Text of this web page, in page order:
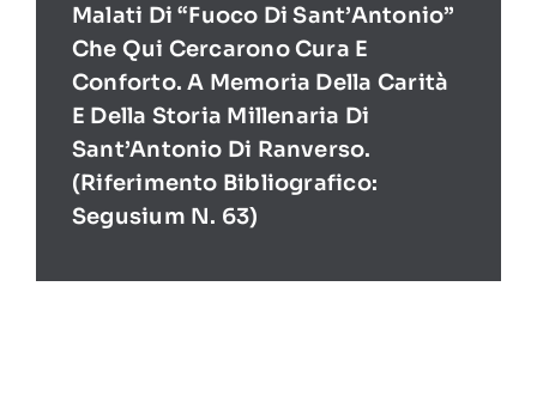
Malati Di “Fuoco Di Sant’Antonio”
Che Qui Cercarono Cura E
Conforto. A Memoria Della Carità
E Della Storia Millenaria Di
Sant’Antonio Di Ranverso.
(Riferimento Bibliografico:
Segusium N. 63)